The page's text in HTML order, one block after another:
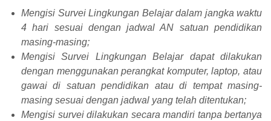
Mengisi Survei Lingkungan Belajar dalam jangka waktu
4 hari sesuai dengan jadwal AN satuan pendidikan
masing-masing;
Mengisi Survei Lingkungan Belajar dapat dilakukan
dengan menggunakan perangkat komputer, laptop, atau
gawai di satuan pendidikan atau di tempat masing-
masing sesuai dengan jadwal yang telah ditentukan;
Mengisi survei dilakukan secara mandiri tanpa bertanya